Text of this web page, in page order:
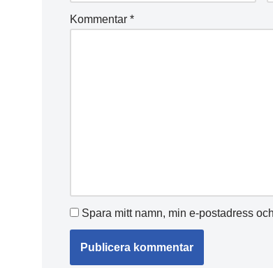
Kommentar *
Spara mitt namn, min e-postadress